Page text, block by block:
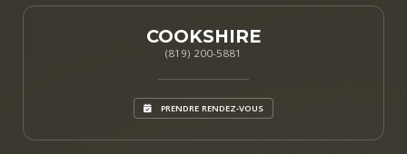
COOKSHIRE
(819) 200-5881
PRENDRE RENDEZ-VOUS